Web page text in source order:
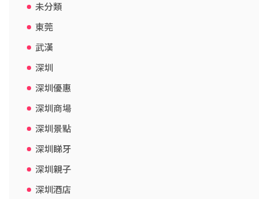
未分類
東莞
武漢
深圳
深圳優惠
深圳商場
深圳景點
深圳睇牙
深圳親子
深圳酒店